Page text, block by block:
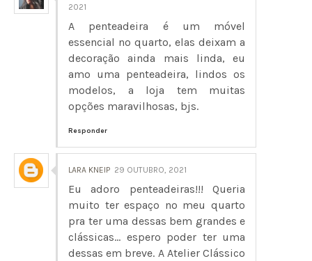
2021
A penteadeira é um móvel
essencial no quarto, elas deixam a
decoração ainda mais linda, eu
amo uma penteadeira, lindos os
modelos, a loja tem muitas
opções maravilhosas, bjs.
Responder
LARA KNEIP 29 OUTUBRO, 2021
Eu adoro penteadeiras!!! Queria
muito ter espaço no meu quarto
pra ter uma dessas bem grandes e
clássicas... espero poder ter uma
dessas em breve. A Atelier Clássico